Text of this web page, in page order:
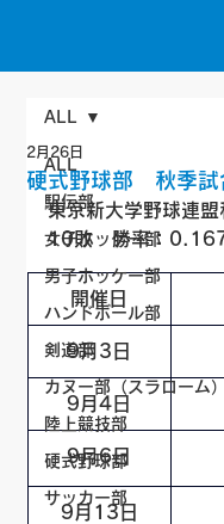
ALL
駅伝部
女子ホッケー部
男子ホッケー部
ハンドボール部
剣道部
カヌー部（スラローム）
陸上競技部
硬式野球部
サッカー部
ALL
硬式野球部 秋季試
2月26日
東京新大学野球連
10敗　勝率：0.167
開催日
9月3日
9月4日
9月6日
9月13日